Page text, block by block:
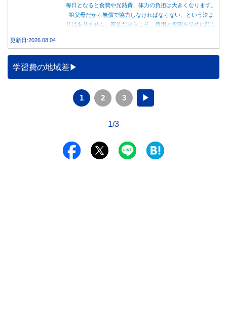
毎日となると食費や光熱費、体力の負担は大きくなります。
祖父母だから無償で協力しなければならない、という決ま
りはありません。家族だからこそ、費用と役割を早めに話し
更新日:2026.08.04
学習費の地域差
1 2 3 ▶
1/3